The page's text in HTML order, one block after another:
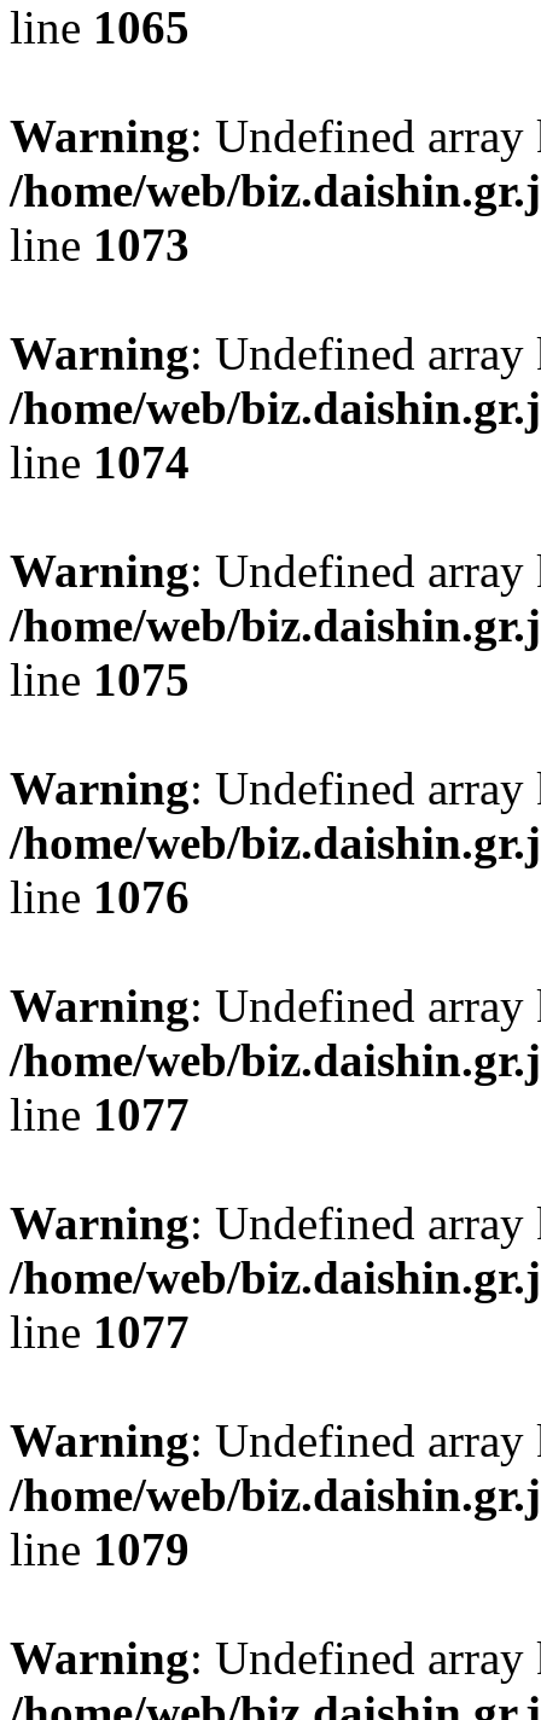
line 1065
Warning: Undefined
/home/web/
line 1073
Warning: Undefined
/home/web/
line 1074
Warning: Undefined
/home/web/
line 1075
Warning: Undefined
/home/web/
line 1076
Warning: Undefined
/home/web/
line 1077
Warning: Undefined
/home/web/
line 1077
Warning: Undefined
/home/web/
line 1079
Warning: Undefined